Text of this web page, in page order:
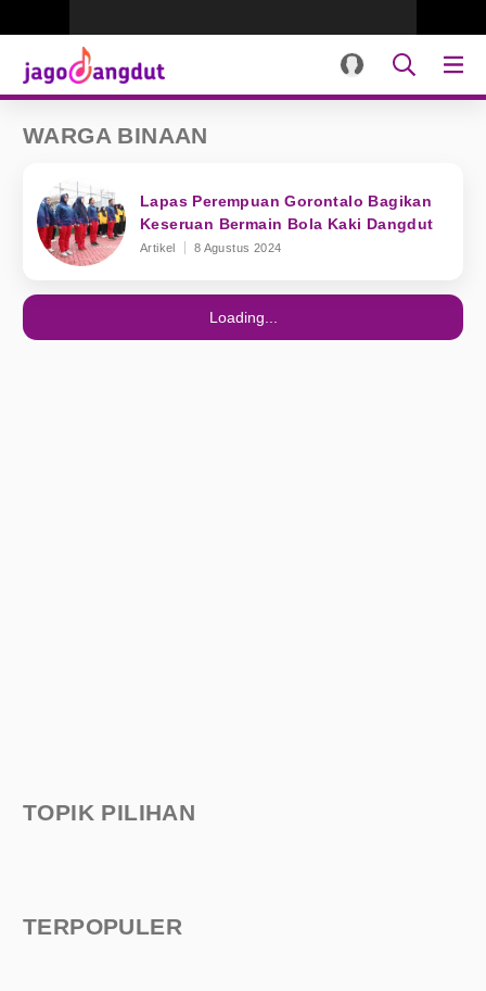
WARGA BINAAN
Lapas Perempuan Gorontalo Bagikan
Keseruan Bermain Bola Kaki Dangdut
Artikel 8 Agustus 2024
Loading...
TOPIK PILIHAN
TERPOPULER